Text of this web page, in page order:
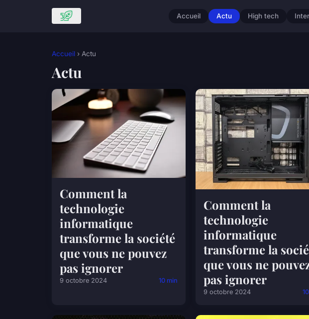
Accueil Actu High tech
Accueil › Actu
Actu
Comment la
technologie
informatique
transforme la société
que vous ne pouvez
pas ignorer
9 octobre 2024 10 min
Comment la
technologie
informatique
transforme la
que vous ne
pas ignorer
9 octobre 2024